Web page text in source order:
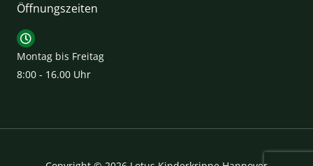
Öffnungszeiten
Montag bis Freitag
8:00 - 16.00 Uhr